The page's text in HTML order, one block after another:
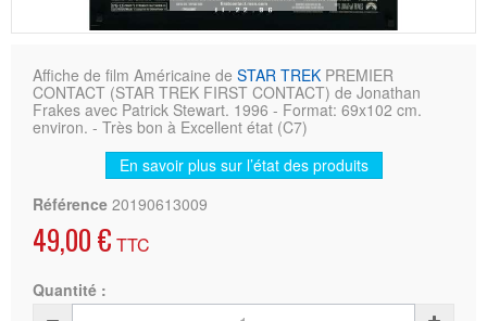
Affiche de film Américaine de STAR TREK PREMIER
CONTACT (STAR TREK FIRST CONTACT) de Jonathan
Frakes avec Patrick Stewart. 1996 - Format: 69x102 cm.
environ. - Très bon à Excellent état (C7)
En savoir plus sur l’état des produits
Référence 20190613009
49,00 € TTC
Quantité :